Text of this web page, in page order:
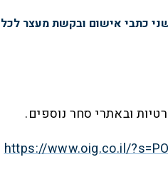
כתבי אישום ובקשת מעצר לכל
ובאתרי סחר נוספים.
https://www.oig.co.il/